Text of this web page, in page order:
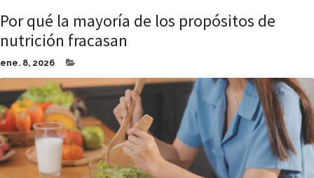
Por qué la mayoría de los propósitos de
nutrición fracasan
ene. 8, 2026